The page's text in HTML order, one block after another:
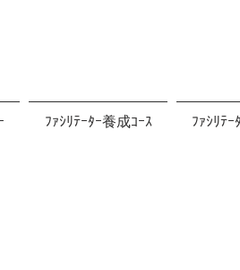
ﾌｧｼﾘﾃｰﾀｰ養成ｺｰｽ ﾌｧｼﾘﾃｰ